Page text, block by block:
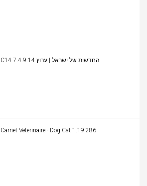
C14 החדשות של ישראל | ערוץ 14 7.4.9
Carnet Veterinaire - Dog Cat 1.19.286